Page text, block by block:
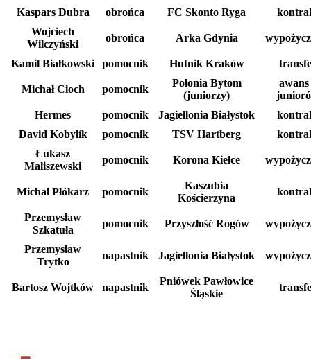
Kaspars Dubra
obrońca FC Skonto Ryga
Wojciech
Wilczyński
obrońca Arka Gdynia
Kamil Białkowski pomocnik Hutnik Kraków
Michał Cioch pomocnik
Polonia Bytom
(juniorzy)
awans
Hermes
pomocnik Jagiellonia Białystok
David Kobylík
pomocnik TSV Hartberg
Łukasz
Maliszewski
pomocnik Korona Kielce
Michał Płókarz pomocnik
Kaszubia
Kościerzyna
Przemysław
Szkatuła
pomocnik Przyszłość Rogów
Przemysław
Trytko
napastnik Jagiellonia Białystok
Bartosz Wojtków napastnik
Pniówek Pawłowice
Śląskie